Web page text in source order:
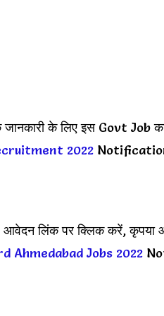
जानकारी के लिए इस Govt Job
2022
आवेदन लिंक पर क्लिक करें,
Ahmedabad Jobs 2022